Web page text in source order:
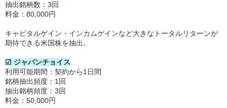
抽出銘柄数：3回
料金：80,000円
キャピタルゲイン・インカムゲインなど大きなトータルリターンが
期待できる米国株を抽出。
☑ ジャパンチョイス
利用可能期間：契約から1日間
銘柄抽出頻度：1回
抽出銘柄頻度：3回
料金：50,000円